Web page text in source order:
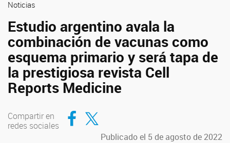
Noticias
Estudio argentino avala la
combinación de vacunas como
esquema primario y será tapa de
la prestigiosa revista Cell
Reports Medicine
Compartir en
redes sociales
Compartir en Facebook
Compartir en Twitter
Publicado el 5 de agosto de 2022